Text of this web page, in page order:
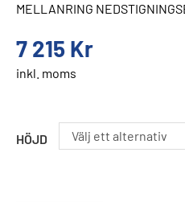
MELLANRING
7 215 Kr
inkl. moms
HÖJD Välj ett alternativ